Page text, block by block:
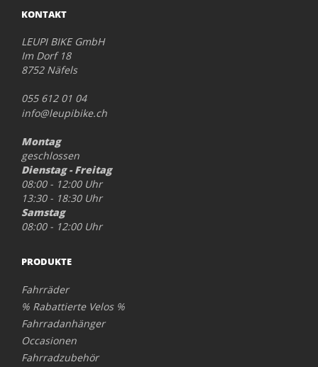
KONTAKT
LEUPI BIKE GmbH
Im Dorf 18
8752 Näfels
055 612 01 04
info@leupibike.ch
Montag
geschlossen
Dienstag - Freitag
08:00 - 12:00 Uhr
13:30 - 18:30 Uhr
Samstag
08:00 - 12:00 Uhr
PRODUKTE
Fahrräder
% Rabattierte Velos %
Fahrradanhänger
Occasionen
Fahrradzubehör